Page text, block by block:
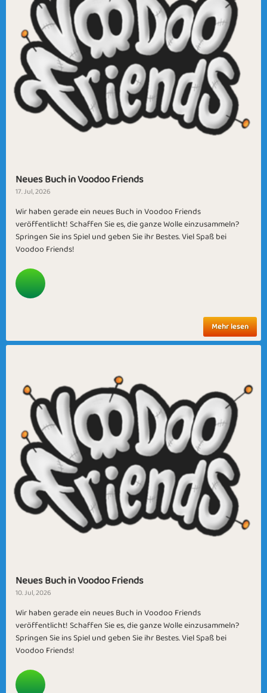
Neues Buch in Voodoo Friends
17. Jul, 2026
Wir haben gerade ein neues Buch in Voodoo Friends
veröffentlicht! Schaffen Sie es, die ganze Wolle einzusammeln?
Springen Sie ins Spiel und geben Sie ihr Bestes. Viel Spaß bei
Voodoo Friends!
Mehr lesen
Neues Buch in Voodoo Friends
10. Jul, 2026
Wir haben gerade ein neues Buch in Voodoo Friends
veröffentlicht! Schaffen Sie es, die ganze Wolle einzusammeln?
Springen Sie ins Spiel und geben Sie ihr Bestes. Viel Spaß bei
Voodoo Friends!